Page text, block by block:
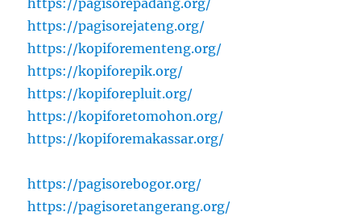
https://pagisorepadang.org/
https://pagisorejateng.org/
https://kopiforementeng.org/
https://kopiforepik.org/
https://kopiforepluit.org/
https://kopiforetomohon.org/
https://kopiforemakassar.org/
https://pagisorebogor.org/
https://pagisoretangerang.org/